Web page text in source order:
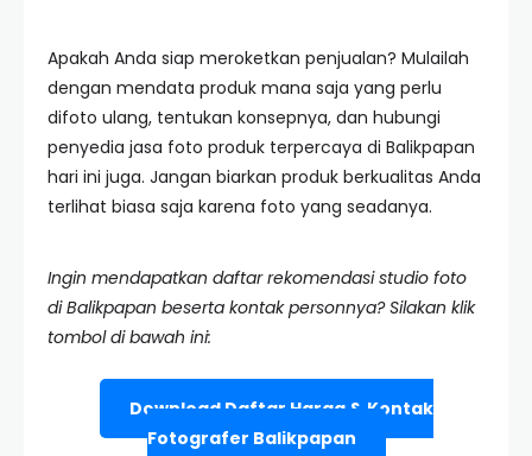
Apakah Anda siap meroketkan penjualan? Mulailah
dengan mendata produk mana saja yang perlu
difoto ulang, tentukan konsepnya, dan hubungi
penyedia jasa foto produk terpercaya di Balikpapan
hari ini juga. Jangan biarkan produk berkualitas Anda
terlihat biasa saja karena foto yang seadanya.
Ingin mendapatkan daftar rekomendasi studio foto
di Balikpapan beserta kontak personnya? Silakan klik
tombol di bawah ini:
Download Daftar Harga & Kontak
Fotografer Balikpapan